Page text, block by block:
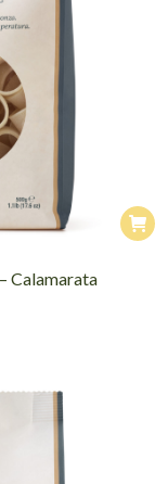
Calamarata